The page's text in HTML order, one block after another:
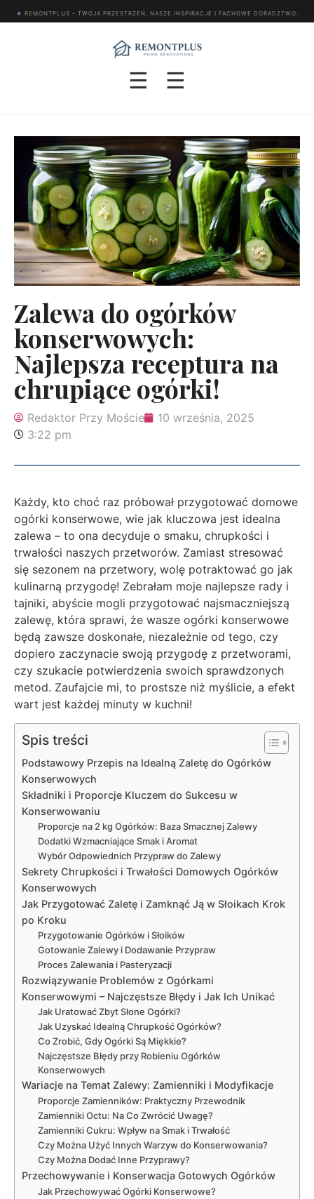
★ REMONTPLUS – TWOJA PRZESTRZEŃ, NASZE INSPIRACJE I FACHOWE DORADZTWO.
☰ ☰
Zalewa do ogórków
konserwowych:
Najlepsza receptura na
chrupiące ogórki!
Redaktor Przy Moście
10 września, 2025
3:22 pm
Każdy, kto choć raz próbował przygotować domowe
ogórki konserwowe, wie jak kluczowa jest idealna
zalewa – to ona decyduje o smaku, chrupkości i
trwałości naszych przetworów. Zamiast stresować
się sezonem na przetwory, wolę potraktować go jak
kulinarną przygodę! Zebrałam moje najlepsze rady i
tajniki, abyście mogli przygotować najsmaczniejszą
zalewę, która sprawi, że wasze ogórki konserwowe
będą zawsze doskonałe, niezależnie od tego, czy
dopiero zaczynacie swoją przygodę z przetworami,
czy szukacie potwierdzenia swoich sprawdzonych
metod. Zaufajcie mi, to prostsze niż myślicie, a efekt
wart jest każdej minuty w kuchni!
Spis treści
Podstawowy Przepis na Idealną Zaletę do Ogórków
Konserwowych
Składniki i Proporcje Kluczem do Sukcesu w
Konserwowaniu
Proporcje na 2 kg Ogórków: Baza Smacznej Zalewy
Dodatki Wzmacniające Smak i Aromat
Wybór Odpowiednich Przypraw do Zalewy
Sekrety Chrupkości i Trwałości Domowych Ogórków
Konserwowych
Jak Przygotować Zaletę i Zamknąć Ją w Słoikach Krok
po Kroku
Przygotowanie Ogórków i Słoików
Gotowanie Zalewy i Dodawanie Przypraw
Proces Zalewania i Pasteryzacji
Rozwiązywanie Problemów z Ogórkami
Konserwowymi – Najczęstsze Błędy i Jak Ich Unikać
Jak Uratować Zbyt Słone Ogórki?
Jak Uzyskać Idealną Chrupkość Ogórków?
Co Zrobić, Gdy Ogórki Są Miękkie?
Najczęstsze Błędy przy Robieniu Ogórków
Konserwowych
Wariacje na Temat Zalewy: Zamienniki i Modyfikacje
Proporcje Zamienników: Praktyczny Przewodnik
Zamienniki Octu: Na Co Zwrócić Uwagę?
Zamienniki Cukru: Wpływ na Smak i Trwałość
Czy Można Użyć Innych Warzyw do Konserwowania?
Czy Można Dodać Inne Przyprawy?
Przechowywanie i Konserwacja Gotowych Ogórków
Jak Przechowywać Ogórki Konserwowe?